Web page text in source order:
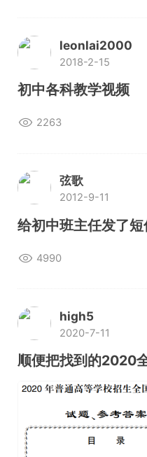
leonlai2000
2018-2-15
初中各科教学视频
2263
弦歌
2012-9-11
给初中班主任发了短
4990
high5
2020-7-11
顺便把找到的2020